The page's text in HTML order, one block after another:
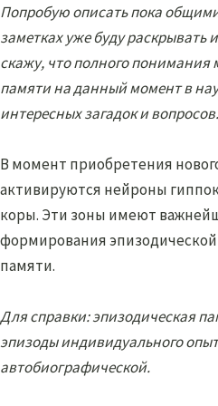
Попробую описать пока
заметках уже буду раскрывать
скажу, что полного понимания
памяти на данный момент в
интересных загадок и вопросов.
В момент приобретения
активируются нейроны
коры. Эти зоны имеют
формирования
памяти.
Для справки: эпизодическая
эпизоды индивидуального
автобиографической.